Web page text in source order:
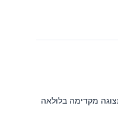
מקדימה בלולאה